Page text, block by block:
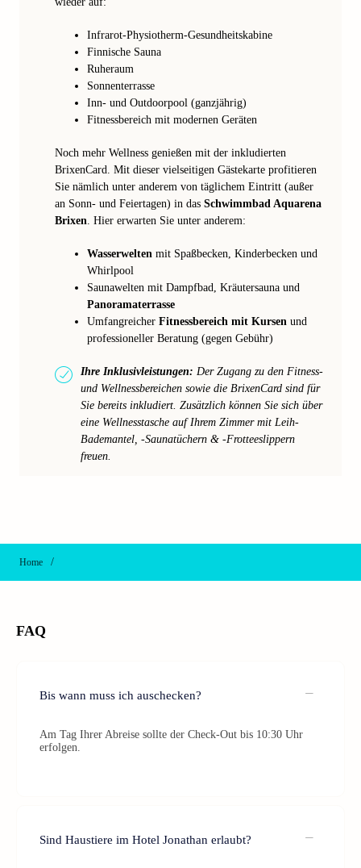
Infrarot-Physiotherm-Gesundheitskabine
Finnische Sauna
Ruheraum
Sonnenterrasse
Inn- und Outdoorpool (ganzjährig)
Fitnessbereich mit modernen Geräten
Noch mehr Wellness genießen mit der inkludierten
BrixenCard. Mit dieser vielseitigen Gästekarte profitieren
Sie nämlich unter anderem von täglichem Eintritt (außer
an Sonn- und Feiertagen) in das Schwimmbad Aquarena
Brixen. Hier erwarten Sie unter anderem:
Wasserwelten mit Spaßbecken, Kinderbecken und
Whirlpool
Saunawelten mit Dampfbad, Kräutersauna und
Panoramaterrasse
Umfangreicher Fitnessbereich mit Kursen und
professioneller Beratung (gegen Gebühr)
Ihre Inklusivleistungen: Der Zugang zu den Fitness-
und Wellnessbereichen sowie die BrixenCard sind für
Sie bereits inkludiert. Zusätzlich können Sie sich über
eine Wellnesstasche auf Ihrem Zimmer mit Leih-
Bademantel, -Saunatüchern & -Frotteeslippern
freuen.
Home /
FAQ
Bis wann muss ich auschecken?
Am Tag Ihrer Abreise sollte der Check-Out bis 10:30 Uhr
erfolgen.
Sind Haustiere im Hotel Jonathan erlaubt?